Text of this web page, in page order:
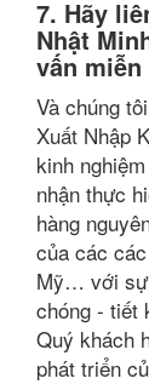
7. Hãy
Nhật
vấn
Và chúng
Xuất Nhập
kinh
nhận thực
hàng
của các
Mỹ… với sự
chóng - tiết
Quý khách
phát triển